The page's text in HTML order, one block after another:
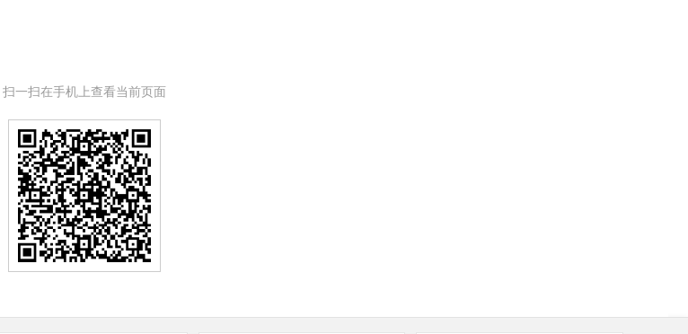
扫一扫在手机上查看当前页面